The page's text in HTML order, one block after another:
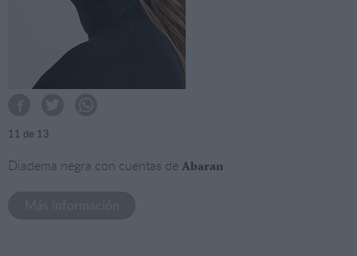
11 de 13
Diadema negra con cuentas de Abaran